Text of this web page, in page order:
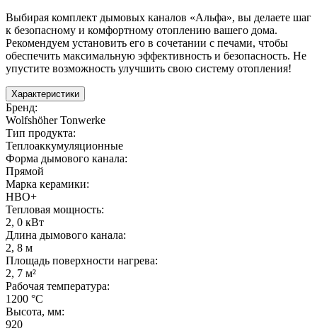
Выбирая комплект дымовых каналов «Альфа», вы делаете шаг
к безопасному и комфортному отоплению вашего дома.
Рекомендуем установить его в сочетании с печами, чтобы
обеспечить максимальную эффективность и безопасность. Не
упустите возможность улучшить свою систему отопления!
Характеристики
Бренд:
Wolfshöher Tonwerke
Тип продукта:
Теплоаккумуляционные
Форма дымового канала:
Прямой
Марка керамики:
HBO+
Тепловая мощность:
2, 0 кВт
Длина дымового канала:
2, 8 м
Площадь поверхности нагрева:
2, 7 м²
Рабочая температура:
1200 °С
Высота, мм:
920